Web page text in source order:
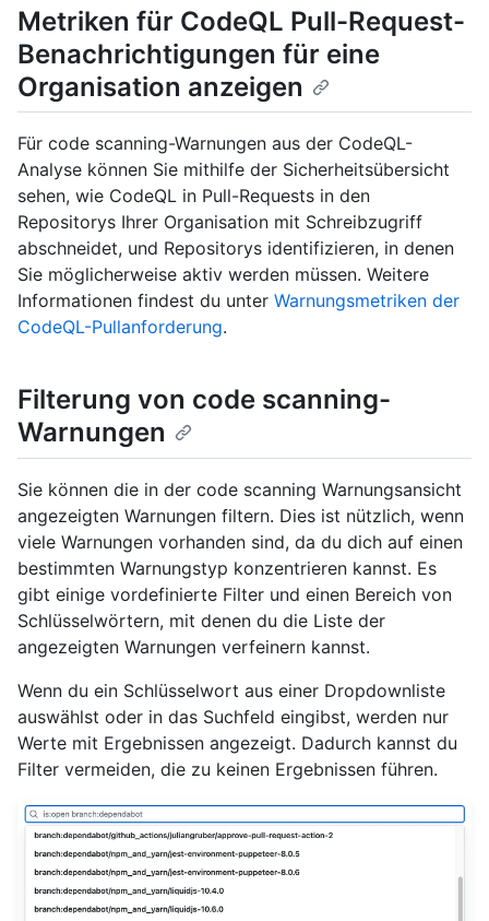
Metriken für CodeQL Pull-Request-
Benachrichtigungen für eine
Organisation anzeigen
Für code scanning-Warnungen aus der CodeQL-
Analyse können Sie mithilfe der Sicherheitsübersicht
sehen, wie CodeQL in Pull-Requests in den
Repositorys Ihrer Organisation mit Schreibzugriff
abschneidet, und Repositorys identifizieren, in denen
Sie möglicherweise aktiv werden müssen. Weitere
Informationen findest du unter Warnungsmetriken der
CodeQL-Pullanforderung.
Filterung von code scanning-
Warnungen
Sie können die in der code scanning Warnungsansicht
angezeigten Warnungen filtern. Dies ist nützlich, wenn
viele Warnungen vorhanden sind, da du dich auf einen
bestimmten Warnungstyp konzentrieren kannst. Es
gibt einige vordefinierte Filter und einen Bereich von
Schlüsselwörtern, mit denen du die Liste der
angezeigten Warnungen verfeinern kannst.
Wenn du ein Schlüsselwort aus einer Dropdownliste
auswählst oder in das Suchfeld eingibst, werden nur
Werte mit Ergebnissen angezeigt. Dadurch kannst du
Filter vermeiden, die zu keinen Ergebnissen führen.